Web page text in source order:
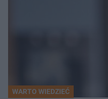
WARTO WIEDZIEĆ